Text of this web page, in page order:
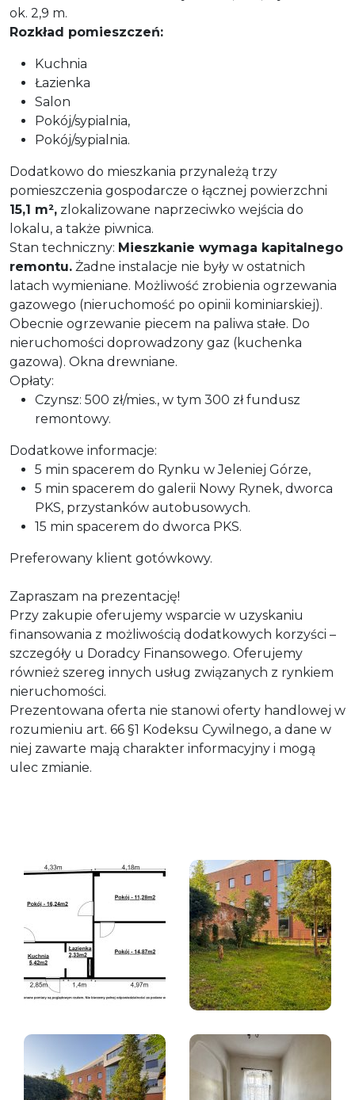
ok. 2,9 m.
Rozkład pomieszczeń:
Kuchnia
Łazienka
Salon
Pokój/sypialnia,
Pokój/sypialnia.
Dodatkowo do mieszkania przynależą trzy
pomieszczenia gospodarcze o łącznej powierzchni
15,1 m², zlokalizowane naprzeciwko wejścia do
lokalu, a także piwnica.
Stan techniczny: Mieszkanie wymaga kapitalnego
remontu. Żadne instalacje nie były w ostatnich
latach wymieniane. Możliwość zrobienia ogrzewania
gazowego (nieruchomość po opinii kominiarskiej).
Obecnie ogrzewanie piecem na paliwa stałe. Do
nieruchomości doprowadzony gaz (kuchenka
gazowa). Okna drewniane.
Opłaty:
Czynsz: 500 zł/mies., w tym 300 zł fundusz
remontowy.
Dodatkowe informacje:
5 min spacerem do Rynku w Jeleniej Górze,
5 min spacerem do galerii Nowy Rynek, dworca
PKS, przystanków autobusowych.
15 min spacerem do dworca PKS.
Preferowany klient gotówkowy.
Zapraszam na prezentację!
Przy zakupie oferujemy wsparcie w uzyskaniu
finansowania z możliwością dodatkowych korzyści –
szczegóły u Doradcy Finansowego. Oferujemy
również szereg innych usług związanych z rynkiem
nieruchomości.
Prezentowana oferta nie stanowi oferty handlowej w
rozumieniu art. 66 §1 Kodeksu Cywilnego, a dane w
niej zawarte mają charakter informacyjny i mogą
ulec zmianie.